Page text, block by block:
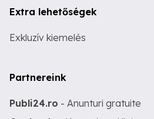
Extra lehetőségek
Exkluzív kiemelés
Partnereink
Publi24.ro - Anunturi gratuite